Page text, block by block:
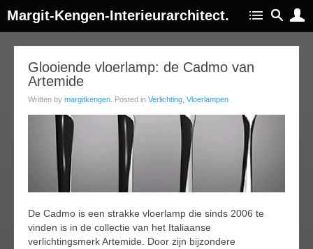
Margit-Kengen-Interieurarchitect.
Glooiende vloerlamp: de Cadmo van
Artemide
Written by margitkengen . Posted in Verlichting Vloerlampen
De Cadmo is een strakke vloerlamp die sinds 2006 te
vinden is in de collectie van het Italiaanse
verlichtingsmerk Artemide. Door zijn bijzondere